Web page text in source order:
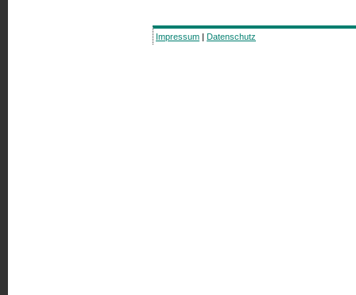
Impressum | Datenschutz